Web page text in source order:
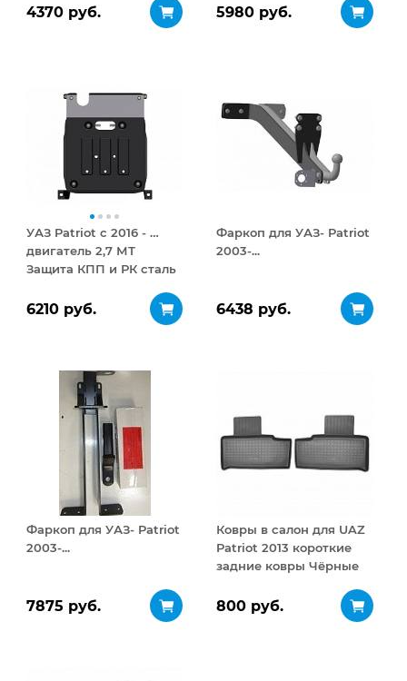
Сталь 6 мм
4370 руб. 5980 руб.
УАЗ Patriot с 2016 - …
двигатель 2,7 МТ
Защита КПП и РК сталь
6210 руб.
Фаркоп для УАЗ- Patriot
2003-...
6438 руб.
Фаркоп для УАЗ- Patriot
2003-...
7875 руб.
Ковры в салон для UAZ
Patriot 2013 короткие
задние ковры Чёрные
800 руб.